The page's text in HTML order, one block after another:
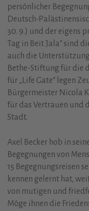
persönlicher
Deutsch-
30. 9.) und der eigens
Tag in Beit Jala“ sind
auch die
Bethe-Stiftung für die
für „Life Gate“ legen
Bürgermeister Nicola
für das Vertrauen und
Stadt.
Axel Becker hob in
Begegnungen von
15 Begegnungsreisen
kennen gelernt hat,
von mutigen und
Möge ihnen die